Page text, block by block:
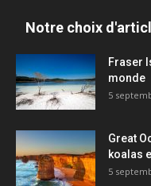
Notre choix
Fraser
monde
5
Great
koalas
5